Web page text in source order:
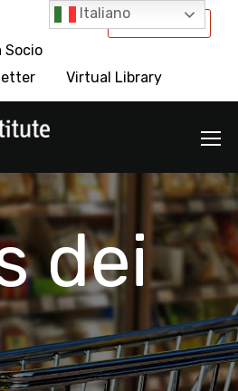
International
Socio
Virtual Library
dei
Italiano